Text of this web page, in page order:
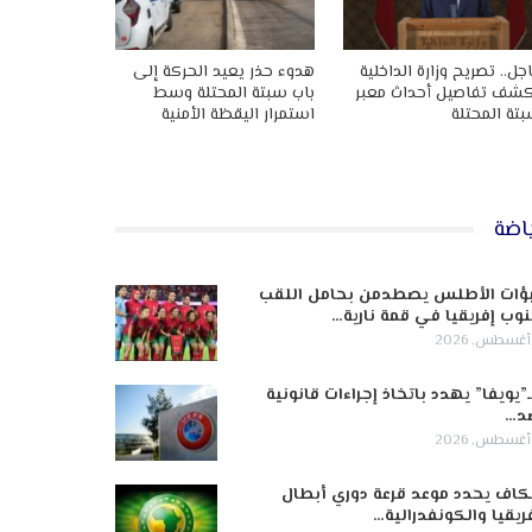
تصريح وزارة الداخلية
تفاصيل أحداث معبر
المحتلة
هدوء حذر يعيد الحركة إلى
باب سبتة المحتلة وسط
استمرار اليقظة الأمنية
الأطلس يصطدمن بحامل اللقب
إفريقيا في قمة نارية…
يهدد باتخاذ إجراءات قانونية
يحدد موعد قرعة دوري أبطال
والكونفدرالية…